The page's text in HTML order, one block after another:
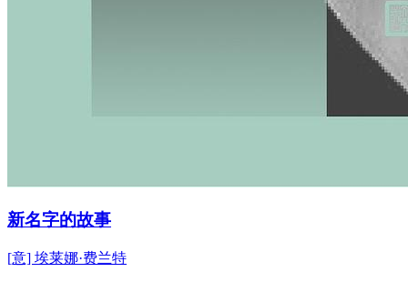
新名字的故事
[意] 埃莱娜·费兰特